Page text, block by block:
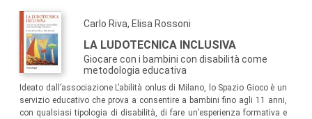
Carlo Riva, Elisa Rossoni
LA LUDOTECNICA INCLUSIVA
Giocare con i bambini con disabilità come
metodologia educativa
Ideato dall’associazione L’abilità onlus di Milano, lo Spazio Gioco è un
servizio educativo che prova a consentire a bambini fino agli 11 anni,
con qualsiasi tipologia di disabilità, di fare un’esperienza formativa e